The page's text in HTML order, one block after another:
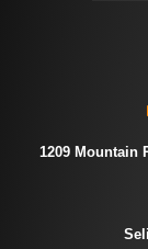
1209 Mountain